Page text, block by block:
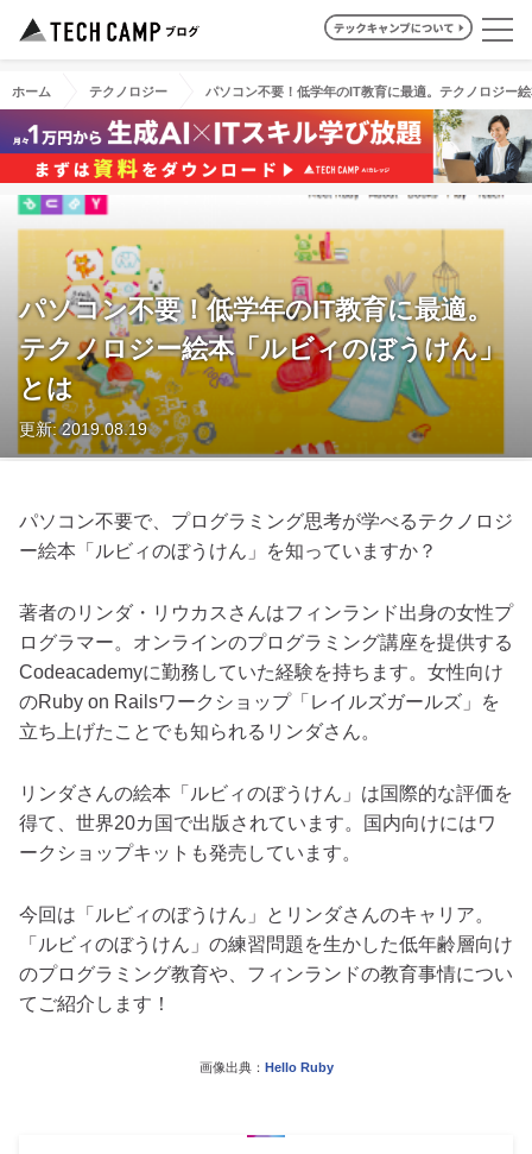
ホーム テクノロジー パソコン不要！低学年のIT教育に最適。テクノロジー
パソコン不要！低学年のIT教育に最適。
テクノロジー絵本「ルビィのぼうけん」
とは
更新: 2019.08.19
パソコン不要で、プログラミング思考が学べるテクノロジ
ー絵本「ルビィのぼうけん」を知っていますか？
著者のリンダ・リウカスさんはフィンランド出身の女性プ
ログラマー。オンラインのプログラミング講座を提供する
Codeacademyに勤務していた経験を持ちます。女性向け
のRuby on Railsワークショップ「レイルズガールズ」を
立ち上げたことでも知られるリンダさん。
リンダさんの絵本「ルビィのぼうけん」は国際的な評価を
得て、世界20カ国で出版されています。国内向けにはワ
ークショップキットも発売しています。
今回は「ルビィのぼうけん」とリンダさんのキャリア。
「ルビィのぼうけん」の練習問題を生かした低年齢層向け
のプログラミング教育や、フィンランドの教育事情につい
てご紹介します！
画像出典： Hello Ruby